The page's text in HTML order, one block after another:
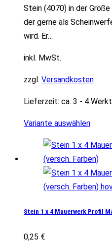
Stein (4070) in der
der gerne als
wird. Er…
inkl. MwSt.
zzgl. Versandkosten
Lieferzeit: ca. 3 - 4
Variante auswählen
Stein 1 x 4 Mauerwerk Profil
0,25 €